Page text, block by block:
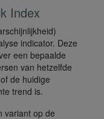
Index
indicator. Deze
een bepaalde
van hetzelfde
de huidige
trend is.
variant op de